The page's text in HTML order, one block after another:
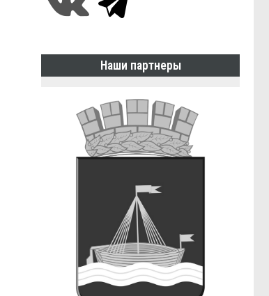
Наши партнеры